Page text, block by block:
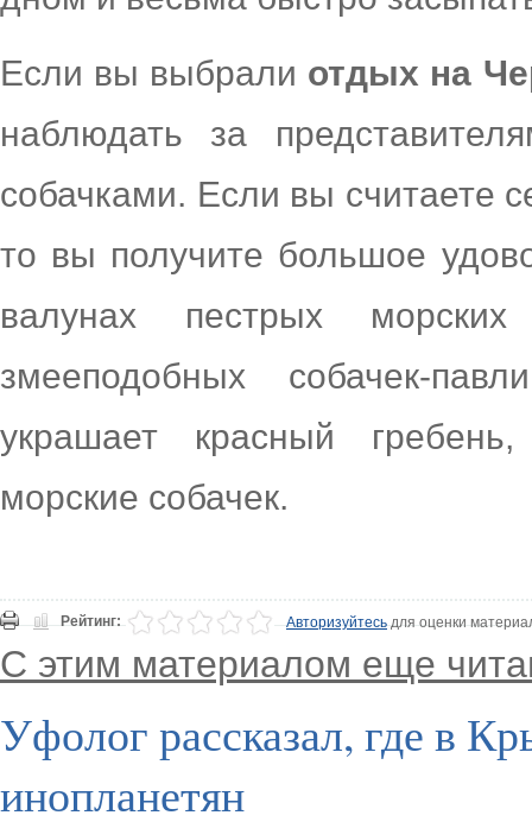
Если вы выбрали отдых на
наблюдать за
собачками. Если вы считаете
то вы получите большое
валунах пестрых морских
змееподобных собачек-
украшает красный
морские собачек.
Рейтинг: Авторизуйтесьдля оценки
С этим материалом еще
Уфолог рассказал, где в
инопланетян